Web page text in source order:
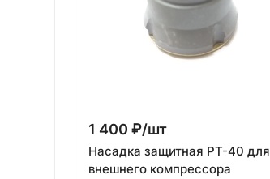
1 400 ₽/шт
Насадка защитная PT-40 для
внешнего компрессора